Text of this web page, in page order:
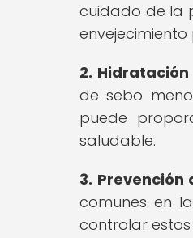
cuidado de la
2.
de sebo
puede
saludable.
3.
comunes en
controlar